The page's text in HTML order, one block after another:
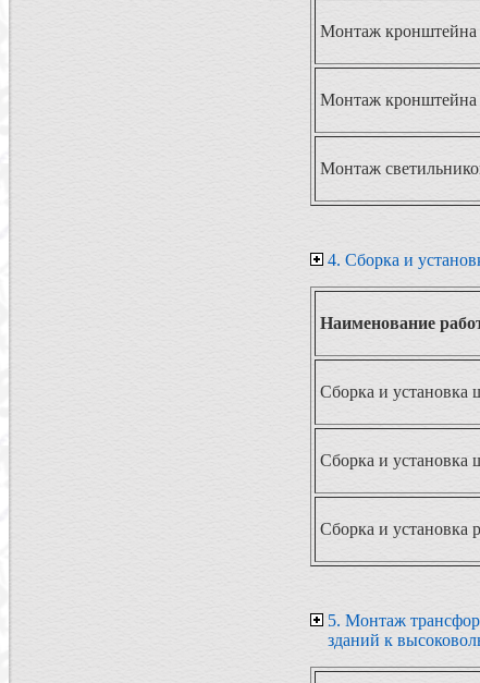
Монтаж кронштейна
Монтаж кронштейна
Монтаж
4. Сборка и
Наименование
Сборка и установка
Сборка и установка
Сборка и установка
5. Монтаж
зданий к